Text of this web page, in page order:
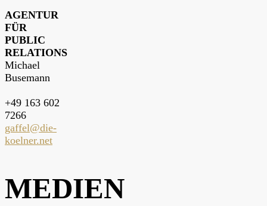
AGENTUR
FÜR
PUBLIC
RELATIONS
Michael
Busemann
+49 163 602
7266
gaffel@die-
koelner.net
MEDIEN